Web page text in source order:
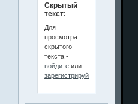
Скрытый
текст:
Для
просмотра
скрытого
текста -
войдитеили
зарегистрируйтесь